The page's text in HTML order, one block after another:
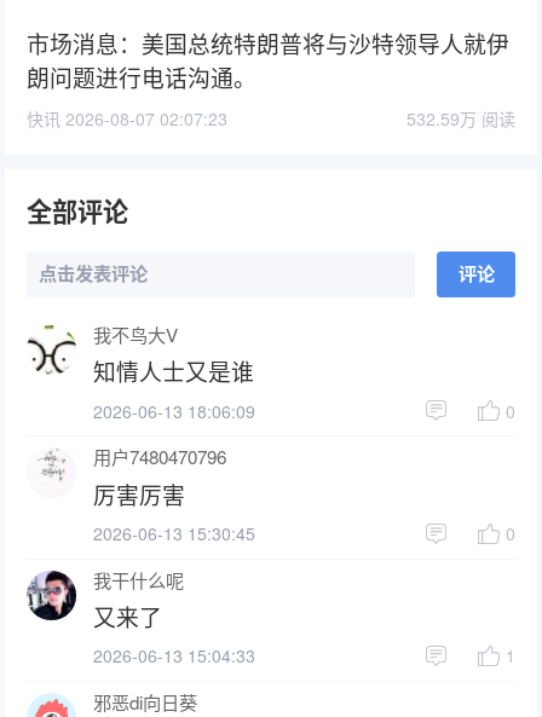
市场消息：美国总统特朗普将与沙特领导人就伊
朗问题进行电话沟通。
快讯 2026-08-07 02:07:23 532.59万 阅读
全部评论
点击发表评论 评论
我不鸟大V
知情人士又是谁
2026-06-13 18:06:09 0
用户7480470796
厉害厉害
2026-06-13 15:30:45 0
我干什么呢
又来了
2026-06-13 15:04:33 1
邪恶di向日葵